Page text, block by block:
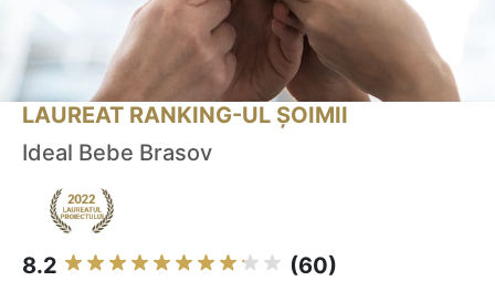
LAUREAT RANKING-UL ȘOIMII
Ideal Bebe Brasov
8.2 (60)